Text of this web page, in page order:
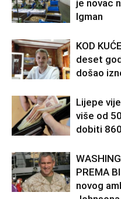
je novac
Igman
KOD
deset
došao
Lijepe
više od
dobiti
PREMA
novog